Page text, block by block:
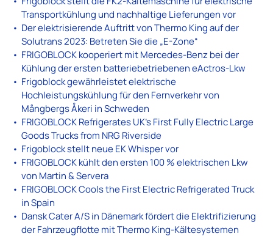
Transportkühlung und nachhaltige Lieferungen vor
Der elektrisierende Auftritt von Thermo King auf der
Solutrans 2023: Betreten Sie die „E-Zone“
FRIGOBLOCK kooperiert mit Mercedes-Benz bei der
Kühlung der ersten batteriebetriebenen eActros-Lkw
Frigoblock gewährleistet elektrische
Hochleistungskühlung für den Fernverkehr von
Mångbergs Åkeri in Schweden
FRIGOBLOCK Refrigerates UK’s First Fully Electric Large
Goods Trucks from NRG Riverside
Frigoblock stellt neue EK Whisper vor
FRIGOBLOCK kühlt den ersten 100 % elektrischen Lkw
von Martin & Servera
FRIGOBLOCK Cools the First Electric Refrigerated Truck
in Spain
Dansk Cater A/S in Dänemark fördert die Elektrifizierung
der Fahrzeugflotte mit Thermo King-Kältesystemen